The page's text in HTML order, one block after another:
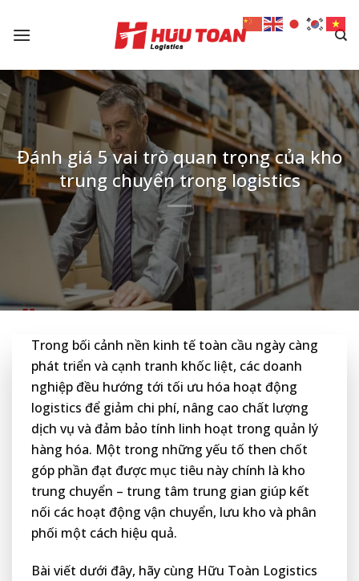
Đánh giá 5 vai trò quan trọng của kho
trung chuyển trong logistics
Trong bối cảnh nền kinh tế toàn cầu ngày càng
phát triển và cạnh tranh khốc liệt, các doanh
nghiệp đều hướng tới tối ưu hóa hoạt động
logistics để giảm chi phí, nâng cao chất lượng
dịch vụ và đảm bảo tính linh hoạt trong quản lý
hàng hóa. Một trong những yếu tố then chốt
góp phần đạt được mục tiêu này chính là kho
trung chuyển – trung tâm trung gian giúp kết
nối các hoạt động vận chuyển, lưu kho và phân
phối một cách hiệu quả.
Bài viết dưới đây, hãy cùng Hữu Toàn Logistics